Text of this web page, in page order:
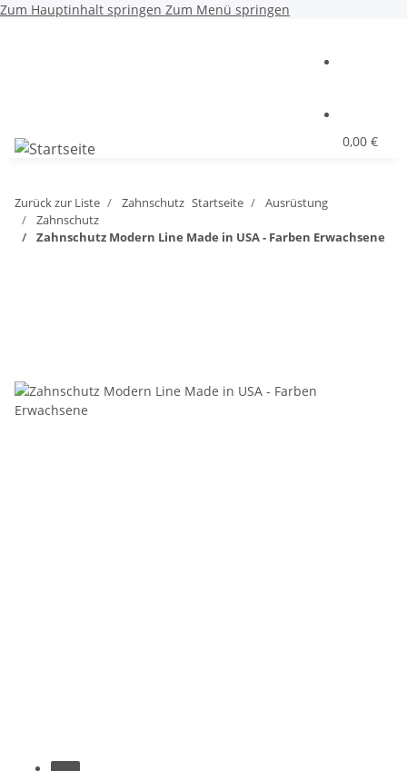
Zum Hauptinhalt springen Zum Menü springen
0,00 €
Zurück zur Liste Zahnschutz Startseite
Ausrüstung
Zahnschutz
Zahnschutz Modern Line Made in USA - Farben Erwachsene